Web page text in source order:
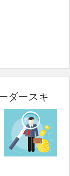
ダースキ